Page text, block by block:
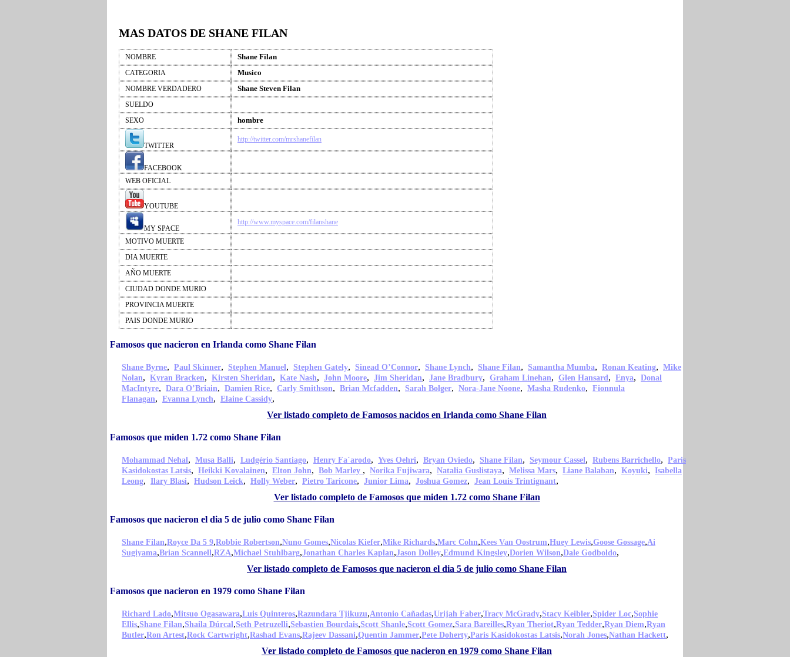
MAS DATOS DE SHANE FILAN
NOMBRE Shane Filan
CATEGORIA Musico
NOMBRE VERDADERO Shane Steven Filan
SUELDO
SEXO
hombre
TWITTER
http://twitter.com/mrshanefilan
FACEBOOK
WEB OFICIAL
YOUTUBE
MY SPACE
http://www.myspace.com/filanshane
MOTIVO MUERTE
DIA MUERTE
AÑO MUERTE
CIUDAD DONDE MURIO
PROVINCIA MUERTE
PAIS DONDE MURIO
Famosos que nacieron en Irlanda como Shane Filan
Shane Byrne, Paul Skinner, Stephen Manuel, Stephen Gately, Sinead O’Connor, Shane Lynch, Shane Filan, Samantha Mumba, Ronan Keating, Mike
Nolan, Kyran Bracken, Kirsten Sheridan, Kate Nash, John Moore, Jim Sheridan, Jane Bradbury, Graham Linehan, Glen Hansard, Enya, Donal
MacIntyre, Dara O’Briain, Damien Rice, Carly Smithson, Brian Mcfadden, Sarah Bolger, Nora-Jane Noone, Masha Rudenko, Fionnula
Flanagan, Evanna Lynch, Elaine Cassidy,
Ver listado completo de Famosos nacidos en Irlanda como Shane Filan
Famosos que miden 1.72 como Shane Filan
Mohammad Nehal, Musa Balli, Ludgério Santiago, Henry Fa´arodo, Yves Oehri, Bryan Oviedo, Shane Filan, Seymour Cassel, Rubens Barrichello, Paris
Kasidokostas Latsis, Heikki Kovalainen, Elton John, Bob Marley , Norika Fujiwara, Natalia Guslistaya, Melissa Mars, Liane Balaban, Koyuki, Isabella
Leong, Ilary Blasi, Hudson Leick, Holly Weber, Pietro Taricone, Junior Lima, Joshua Gomez, Jean Louis Trintignant,
Ver listado completo de Famosos que miden 1.72 como Shane Filan
Famosos que nacieron el dia 5 de julio como Shane Filan
Shane Filan,Royce Da 5 9,Robbie Robertson,Nuno Gomes,Nicolas Kiefer,Mike Richards,Marc Cohn,Kees Van Oostrum,Huey Lewis,Goose Gossage,Ai
Sugiyama,Brian Scannell,RZA,Michael Stuhlbarg,Jonathan Charles Kaplan,Jason Dolley,Edmund Kingsley,Dorien Wilson,Dale Godboldo,
Ver listado completo de Famosos que nacieron el dia 5 de julio como Shane Filan
Famosos que nacieron en 1979 como Shane Filan
Richard Lado,Mitsuo Ogasawara,Luis Quinteros,Razundara Tjikuzu,Antonio Cañadas,Urijah Faber,Tracy McGrady,Stacy Keibler,Spider Loc,Sophie
Ellis,Shane Filan,Shaila Dúrcal,Seth Petruzelli,Sebastien Bourdais,Scott Shanle,Scott Gomez,Sara Bareilles,Ryan Theriot,Ryan Tedder,Ryan Diem,Ryan
Butler,Ron Artest,Rock Cartwright,Rashad Evans,Rajeev Dassani,Quentin Jammer,Pete Doherty,Paris Kasidokostas Latsis,Norah Jones,Nathan Hackett,
Ver listado completo de Famosos que nacieron en 1979 como Shane Filan